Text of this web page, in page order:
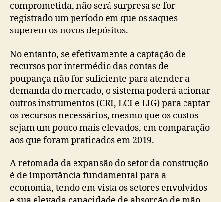
comprometida, não será surpresa se for
registrado um período em que os saques
superem os novos depósitos.
No entanto, se efetivamente a captação de
recursos por intermédio das contas de
poupança não for suficiente para atender a
demanda do mercado, o sistema poderá acionar
outros instrumentos (CRI, LCI e LIG) para captar
os recursos necessários, mesmo que os custos
sejam um pouco mais elevados, em comparação
aos que foram praticados em 2019.
A retomada da expansão do setor da construção
é de importância fundamental para a
economia, tendo em vista os setores envolvidos